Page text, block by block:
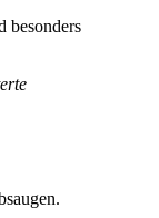
besonders